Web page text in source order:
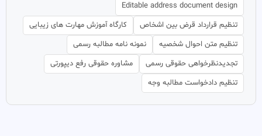
Editable address document design
تنظیم قرارداد قرض بین اشخاص
کارگاه آموزش مهارت های زیبایی
تنظیم متن احوال شخصیه
نمونه نامه مطالبه رسمی
تجدیدنظرخواهی حقوقی رسمی
مشاوره حقوقی رفع دیپورتی
تنظیم دادخواست مطالبه وجه